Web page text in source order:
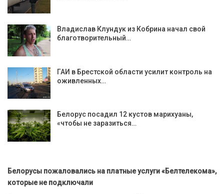
Владислав Клундук из Кобрина начал свой
благотворительный…
ГАИ в Брестской области усилит контроль на
оживленных…
Белорус посадил 12 кустов марихуаны,
«чтобы не заразиться…
Белорусы пожаловались на платные услуги «Белтелекома»,
которые не подключали